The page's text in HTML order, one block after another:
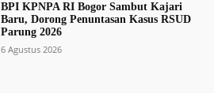
BPI KPNPA RI Bogor Sambut Kajari
Baru, Dorong Penuntasan Kasus RSUD
Parung 2026
6 Agustus 2026